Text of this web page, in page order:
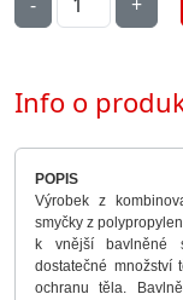
Info o
POPIS
Výrobek z
smyčky z
k vnější bavlněné
dostatečné množství
ochranu těla.